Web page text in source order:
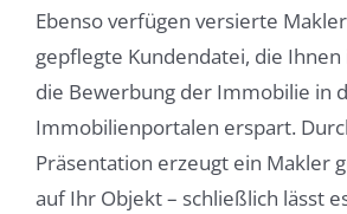
Ebenso verfügen versierte
gepflegte Kundendatei, die Ihnen
die Bewerbung der Immobilie in
Immobilienportalen erspart.
Präsentation erzeugt ein Makler
auf Ihr Objekt – schließlich lässt